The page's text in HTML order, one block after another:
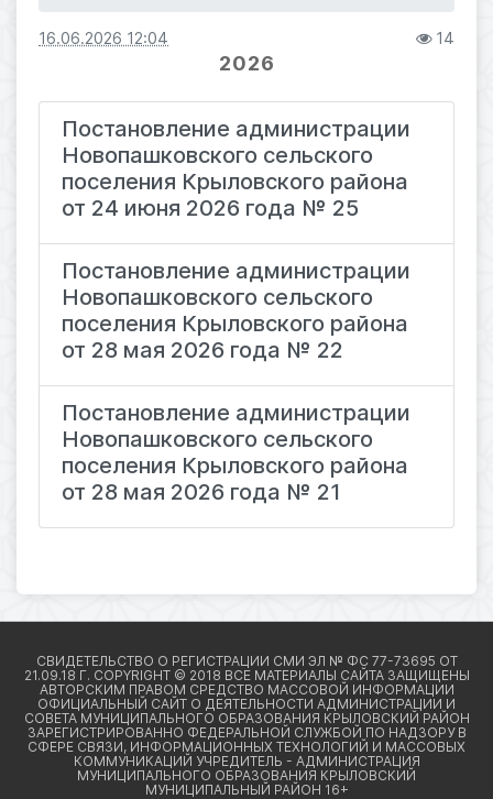
16.06.2026 12:04 14
2026
Постановление администрации
Новопашковского сельского
поселения Крыловского района
от 24 июня 2026 года № 25
Постановление администрации
Новопашковского сельского
поселения Крыловского района
от 28 мая 2026 года № 22
Постановление администрации
Новопашковского сельского
поселения Крыловского района
от 28 мая 2026 года № 21